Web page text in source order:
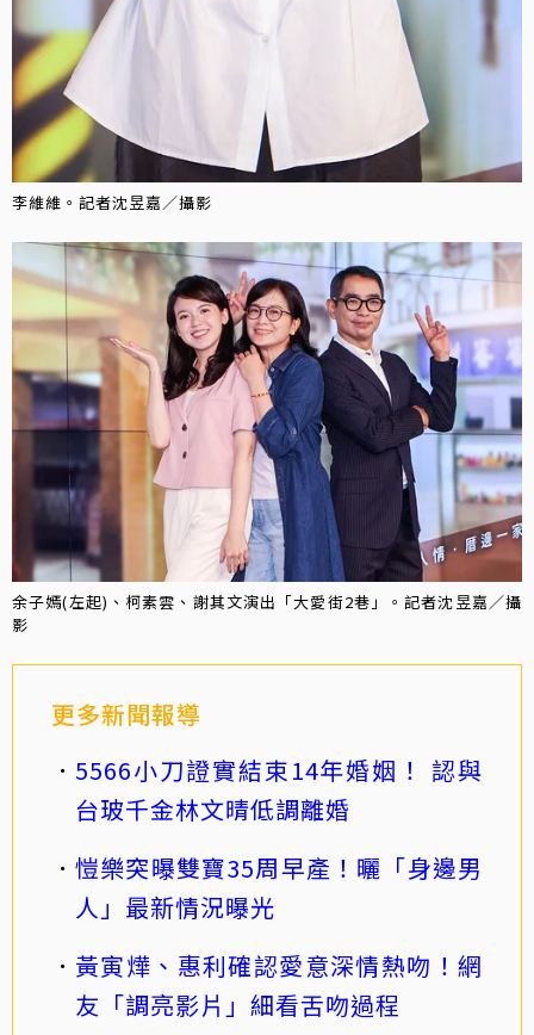
李維維。記者沈昱嘉／攝影
余子嫣(左起)、柯素雲、謝其文演出「大愛街2巷」。記者沈昱嘉／攝
影
更多新聞報導
5566小刀證實結束14年婚姻！ 認與
台玻千金林文晴低調離婚
愷樂突曝雙寶35周早產！曬「身邊男
人」最新情況曝光
黃寅燁、惠利確認愛意深情熱吻！網
友「調亮影片」細看舌吻過程